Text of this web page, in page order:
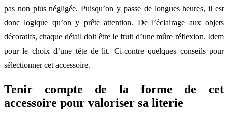
pas non plus négligée. Puisqu’on y passe de longues heures, il est
donc logique qu’on y prête attention. De l’éclairage aux objets
décoratifs, chaque détail doit être le fruit d’une mûre réflexion. Idem
pour le choix d’une tête de lit. Ci-contre quelques conseils pour
sélectionner cet accessoire.
Tenir compte de la forme de cet
accessoire pour valoriser sa literie